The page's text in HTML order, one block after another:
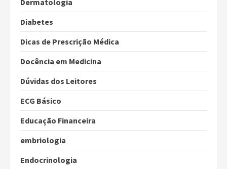
Dermatologia
Diabetes
Dicas de Prescrição Médica
Docência em Medicina
Dúvidas dos Leitores
ECG Básico
Educação Financeira
embriologia
Endocrinologia